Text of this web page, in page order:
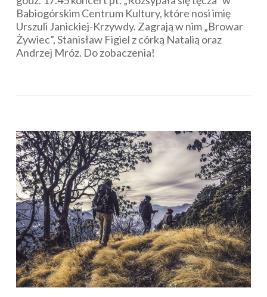
Babiogórskim Centrum Kultury, które nosi imię
Urszuli Janickiej-Krzywdy. Zagrają w nim „Browar
Żywiec”, Stanisław Figiel z córką Natalią oraz
Andrzej Mróz. Do zobaczenia!